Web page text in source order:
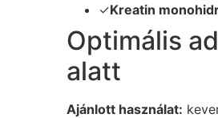
✓Kreatin
Optimális
alatt
Ajánlott használat: